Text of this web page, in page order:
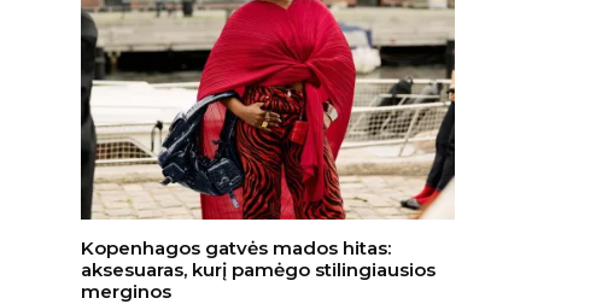
Kopenhagos gatvės mados hitas:
aksesuaras, kurį pamėgo stilingiausios
merginos